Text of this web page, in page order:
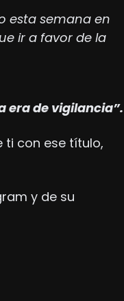
esta semana en
ir a favor de la
era de vigilancia”.
con ese título,
y de su